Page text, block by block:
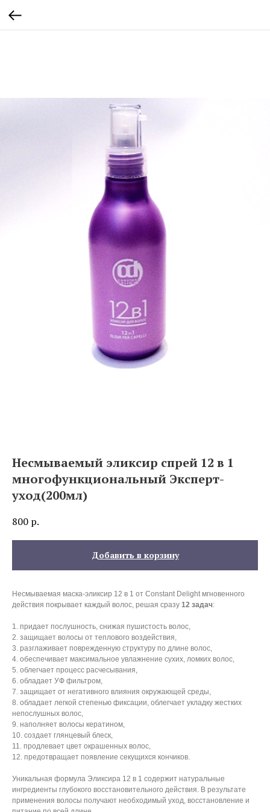
Несмываемый эликсир спрей 12 в 1
многофункциональный Эксперт-
уход(200мл)
800 р.
Добавить в корзину
Несмываемая маска-эликсир 12 в 1 от Constant Delight мгновенного
действия покрывает каждый волос, решая сразу 12 задач:
1. придает послушность, снижая пушистость волос,
2. защищает волосы от теплового воздействия,
3. разглаживает поврежденную структуру по длине волос,
4. обеспечивает максимальное увлажнение сухих, ломких волос,
5. облегчает процесс расчесывания,
6. обладает УФ фильтром,
7. защищает от негативного влияния окружающей среды,
8. обладает легкой степенью фиксации, облегчает укладку жестких
непослушных волос,
9. наполняет волосы кератином,
10. создает глянцевый блеск,
11. продлевает цвет окрашенных волос,
12. предотвращает появление секущихся кончиков.
Уникальная формула Эликсира 12 в 1 содержит натуральные
ингредиенты глубокого восстановительного действия. В результате
применения волосы получают необходимый уход, восстановление и